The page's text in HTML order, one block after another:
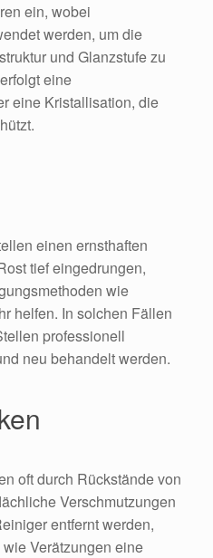
ein, wobei
werden, um die
und Glanzstufe zu
eine
eine Kristallisation, die
einen ernsthaften
tief eingedrungen,
wie
helfen. In solchen Fällen
professionell
neu behandelt werden.
oft durch Rückstände von
Verschmutzungen
entfernt werden,
Verätzungen eine